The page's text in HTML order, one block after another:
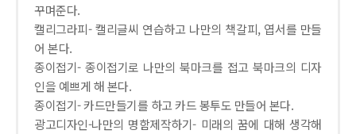
꾸며준다.
캘리그라피- 캘리글씨 연습하고 나만의 책갈피, 엽서를 만들
어 본다.
종이접기- 종이접기로 나만의 북마크를 접고 북마크의 디자
인을 예쁘게 해 본다.
종이접기- 카드만들기를 하고 카드 봉투도 만들어 본다.
광고디자인-나만의 명함제작하기- 미래의 꿈에 대해 생각해